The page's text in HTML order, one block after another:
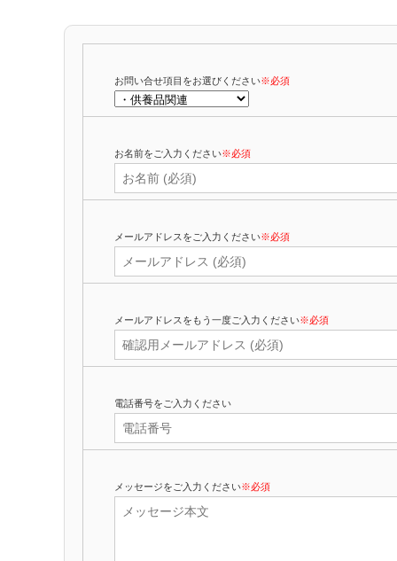
お問い合せ項目をお選びください※必須
お名前をご入力ください※必須
メールアドレスをご入力ください※必須
メールアドレスをもう一度ご入力ください※必須
電話番号をご入力ください
メッセージをご入力ください※必須